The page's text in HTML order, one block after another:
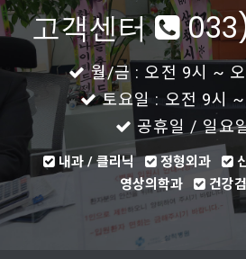
고객센터
월/금 : 오전 9시 ~
토요일 : 오전 9시 ~
공휴일 / 일요
내과 / 클리닉 정형외과
영상의학과
건강